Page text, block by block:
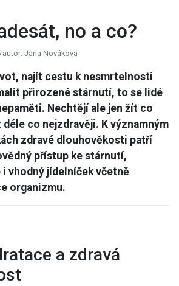
no a co?
autor: Jana Nováková
najít cestu k nesmrtelnosti
přirozené stárnutí, to se lidé
Nechtějí ale jen žít co
co nejzdravěji. K významným
zdravé dlouhověkosti patří
přístup ke stárnutí,
vhodný jídelníček včetně
organizmu.
a zdravá